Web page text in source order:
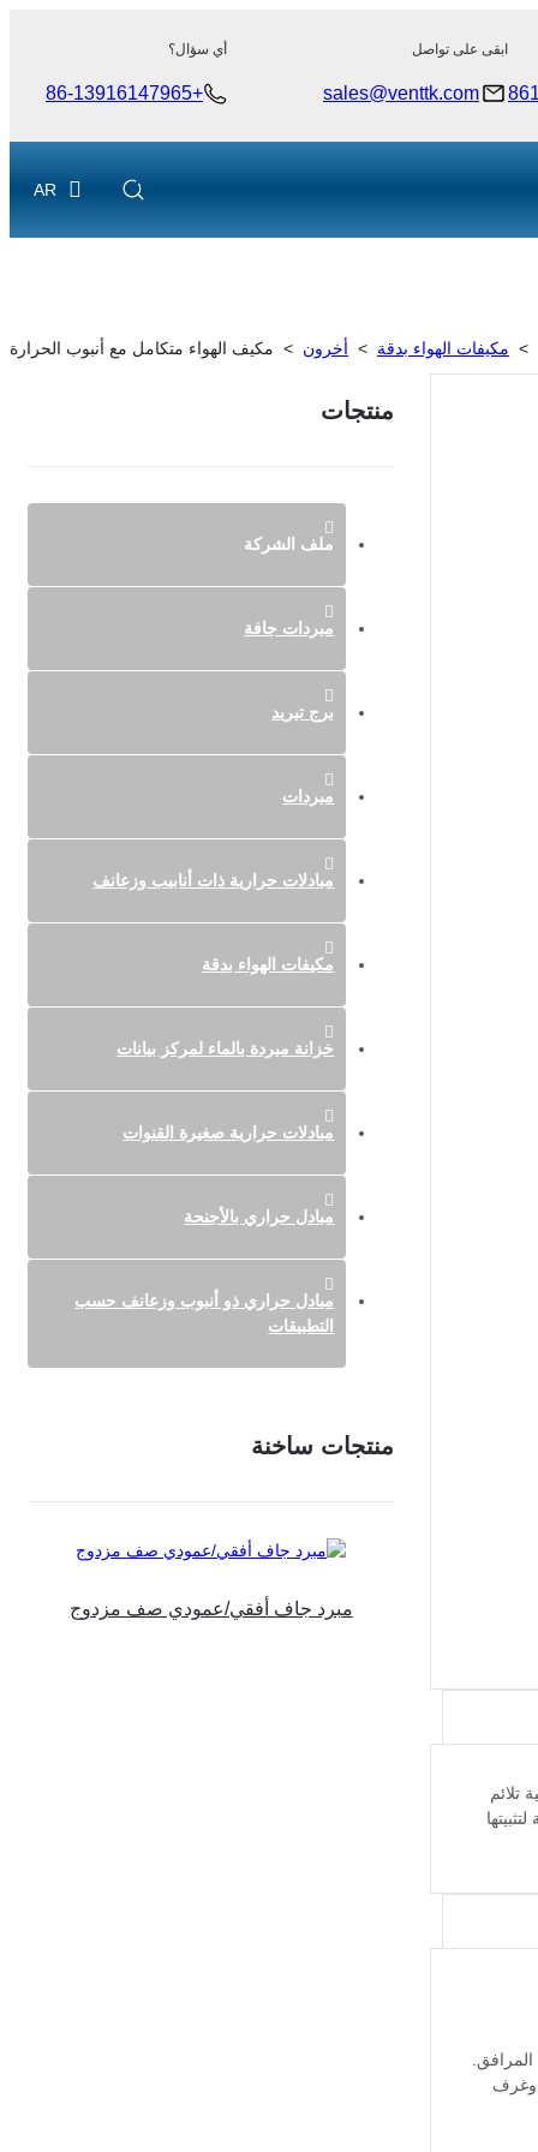
ابقى على تواصل
sales@venttk.com
أي سؤال؟
+86-13916147965
AR
> مكيفات الهواء بدقة > أخرون > مكيف الهواء متكامل مع أنبوب الحرارة
منتجات
ملف الشركة
مبردات جافة
برج تبريد
مبردات
مبادلات حرارية ذات أنابيب وزعانف
مكيفات الهواء بدقة
خزانة مبردة بالماء لمركز بيانات
مبادلات حرارية صغيرة القنوات
مبادل حراري بالأجنحة
مبادل حراري ذو أنبوب وزعانف حسب
التطبيقات
منتجات ساخنة
مبرد جاف أفقي/عمودي صف مزدوج
تلائم
الخضراء وغرف